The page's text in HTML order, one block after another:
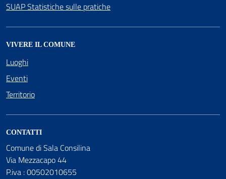
SUAP Statistiche sulle pratiche
VIVERE IL COMUNE
Luoghi
Eventi
Territorio
CONTATTI
Comune di Sala Consilina
Via Mezzacapo 44
P.iva : 00502010655